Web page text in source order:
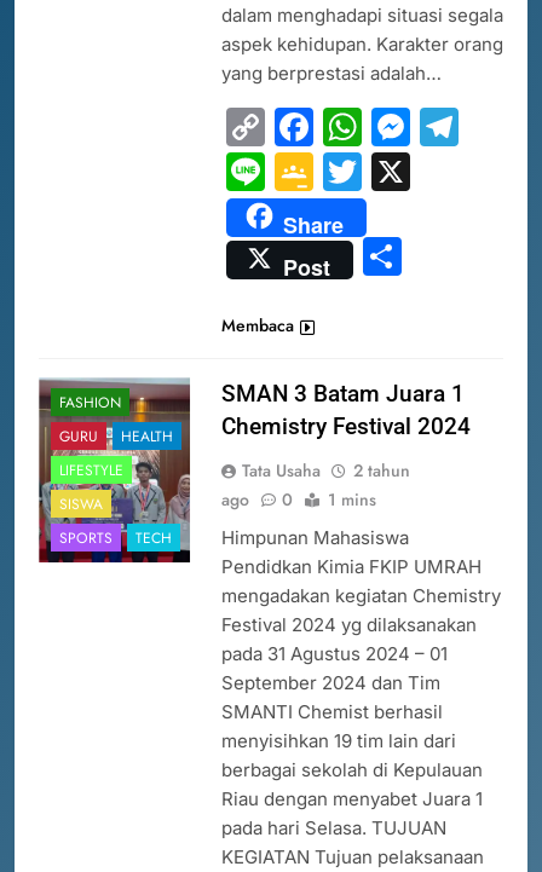
dalam menghadapi situasi segala
aspek kehidupan. Karakter orang
yang berprestasi adalah…
Copy
Link
Facebook
LineGoogle
Classroom
Twitter
X
Share
Post
Share
Membaca
FASHION
GURU
HEALTH
LIFESTYLE
SISWA
SPORTS
TECH
SMAN 3 Batam Juara 1
Chemistry Festival 2024
Tata Usaha
2 tahun
ago
0 1 mins
Himpunan Mahasiswa
Pendidkan Kimia FKIP UMRAH
mengadakan kegiatan Chemistry
Festival 2024 yg dilaksanakan
pada 31 Agustus 2024 – 01
September 2024 dan Tim
SMANTI Chemist berhasil
menyisihkan 19 tim lain dari
berbagai sekolah di Kepulauan
Riau dengan menyabet Juara 1
pada hari Selasa. TUJUAN
KEGIATAN Tujuan pelaksanaan